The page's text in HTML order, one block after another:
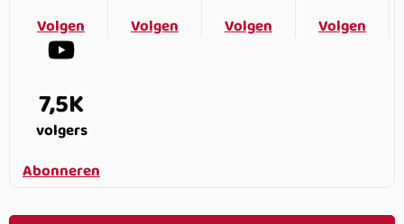
Volgen
Volgen
Volgen
Volgen
7,5K
volgers
Abonneren